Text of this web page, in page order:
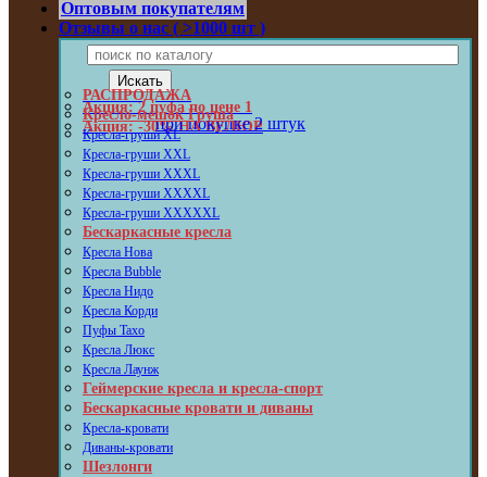
Оптовым покупателям
Отзывы о нас ( >1000 шт )
Акция: 2 пуфа по цене 1
Акция: -30% НА ВЕЛЮР
при покупке 2 штук
РАСПРОДАЖА
Кресло-мешок Груша
Кресла-груши XL
Кресла-груши XXL
Кресла-груши XXXL
Кресла-груши XXXXL
Кресла-груши XXXXXL
Бескаркасные кресла
Кресла Нова
Кресла Bubble
Кресла Нидо
Кресла Корди
Пуфы Taxo
Кресла Люкс
Кресла Лаунж
Геймерские кресла и кресла-спорт
Бескаркасные кровати и диваны
Кресла-кровати
Диваны-кровати
Шезлонги